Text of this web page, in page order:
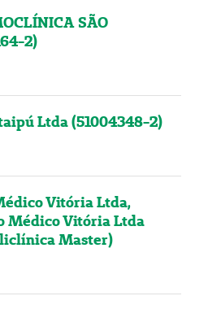
SÃO
2)
Ltda (51004348-2)
Vitória Ltda,
Médico Vitória Ltda
Master)